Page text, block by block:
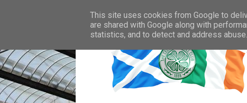
This site uses cookies from Google to
are shared with Google along with
statistics, and to detect and address abuse.